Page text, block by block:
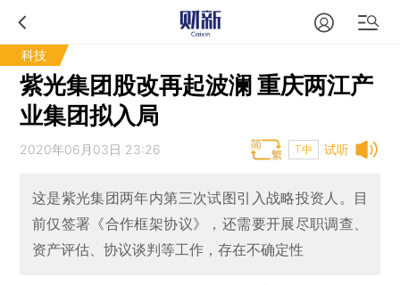
科技
紫光集团股改再起波澜 重庆两江产
业集团拟入局
试听
2020年06月03日 23:26 T中
这是紫光集团两年内第三次试图引入战略投资人。目
前仅签署《合作框架协议》，还需要开展尽职调查、
资产评估、协议谈判等工作，存在不确定性